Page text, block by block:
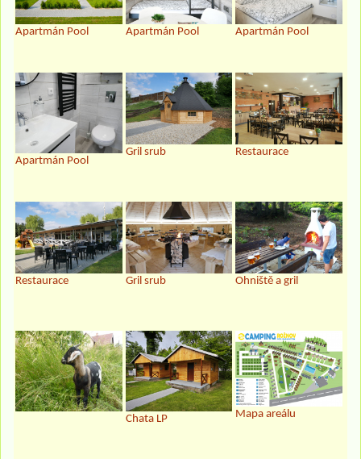
Apartmán Pool Apartmán Pool Apartmán Pool
Apartmán Pool
Gril srub Restaurace
Restaurace Gril srub Ohniště a gril
Chata LP Mapa areálu